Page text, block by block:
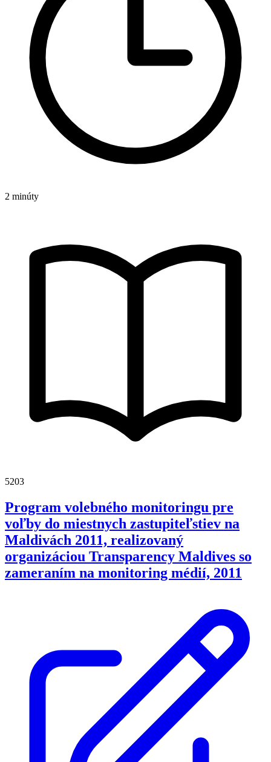
2 minúty
5203
Program volebného monitoringu pre
voľby do miestnych zastupiteľstiev na
Maldivách 2011, realizovaný
organizáciou Transparency Maldives so
zameraním na monitoring médií, 2011